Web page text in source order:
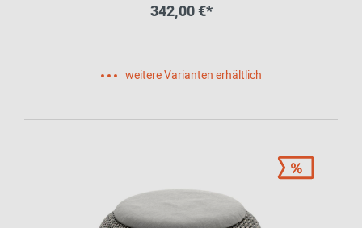
342,00 €*
weitere Varianten erhältlich